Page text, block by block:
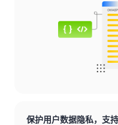
保护用户数据隐私，支